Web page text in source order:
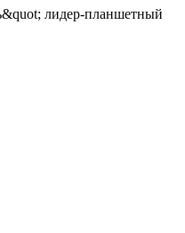
лидер-планшетный